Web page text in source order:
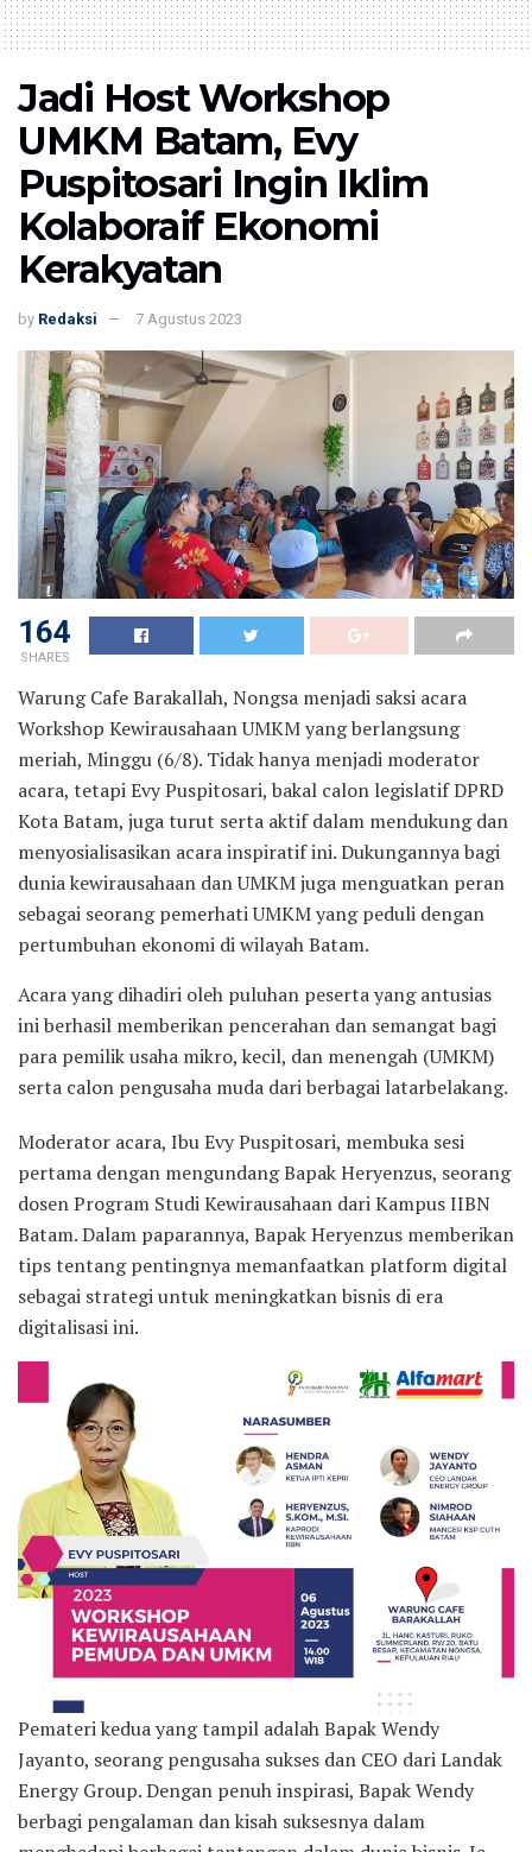
Jadi Host Workshop
UMKM Batam, Evy
Puspitosari Ingin Iklim
Kolaboraif Ekonomi
Kerakyatan
by Redaksi 7 Agustus 2023
164
SHARES
Warung Cafe Barakallah, Nongsa menjadi saksi acara
Workshop Kewirausahaan UMKM yang berlangsung
meriah, Minggu (6/8). Tidak hanya menjadi moderator
acara, tetapi Evy Puspitosari, bakal calon legislatif DPRD
Kota Batam, juga turut serta aktif dalam mendukung dan
menyosialisasikan acara inspiratif ini. Dukungannya bagi
dunia kewirausahaan dan UMKM juga menguatkan peran
sebagai seorang pemerhati UMKM yang peduli dengan
pertumbuhan ekonomi di wilayah Batam.
Acara yang dihadiri oleh puluhan peserta yang antusias
ini berhasil memberikan pencerahan dan semangat bagi
para pemilik usaha mikro, kecil, dan menengah (UMKM)
serta calon pengusaha muda dari berbagai latarbelakang.
Moderator acara, Ibu Evy Puspitosari, membuka sesi
pertama dengan mengundang Bapak Heryenzus, seorang
dosen Program Studi Kewirausahaan dari Kampus IIBN
Batam. Dalam paparannya, Bapak Heryenzus memberikan
tips tentang pentingnya memanfaatkan platform digital
sebagai strategi untuk meningkatkan bisnis di era
digitalisasi ini.
Pemateri kedua yang tampil adalah Bapak Wendy
Jayanto, seorang pengusaha sukses dan CEO dari Landak
Energy Group. Dengan penuh inspirasi, Bapak Wendy
berbagi pengalaman dan kisah suksesnya dalam